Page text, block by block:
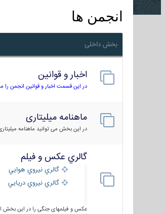
انجمن ها
بخش داخلی
اخبار و قوانین
در این قسمت اخبار و قوانین انجمن را
ماهنامه میلیتاری
در این بخش می توانید ماهنامه
گالري عكس و فيلم
گالري نيروي هوايي
گالري نيروي دريايي
عکس و فیلمهای جنگی را در این بخش